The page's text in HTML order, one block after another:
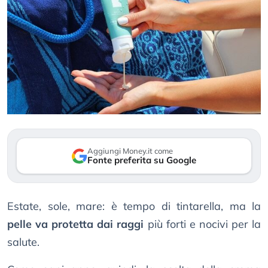
Aggiungi Money.it come
Fonte preferita su Google
Estate, sole, mare: è tempo di tintarella, ma la
pelle va protetta dai raggi più forti e nocivi per la
salute.